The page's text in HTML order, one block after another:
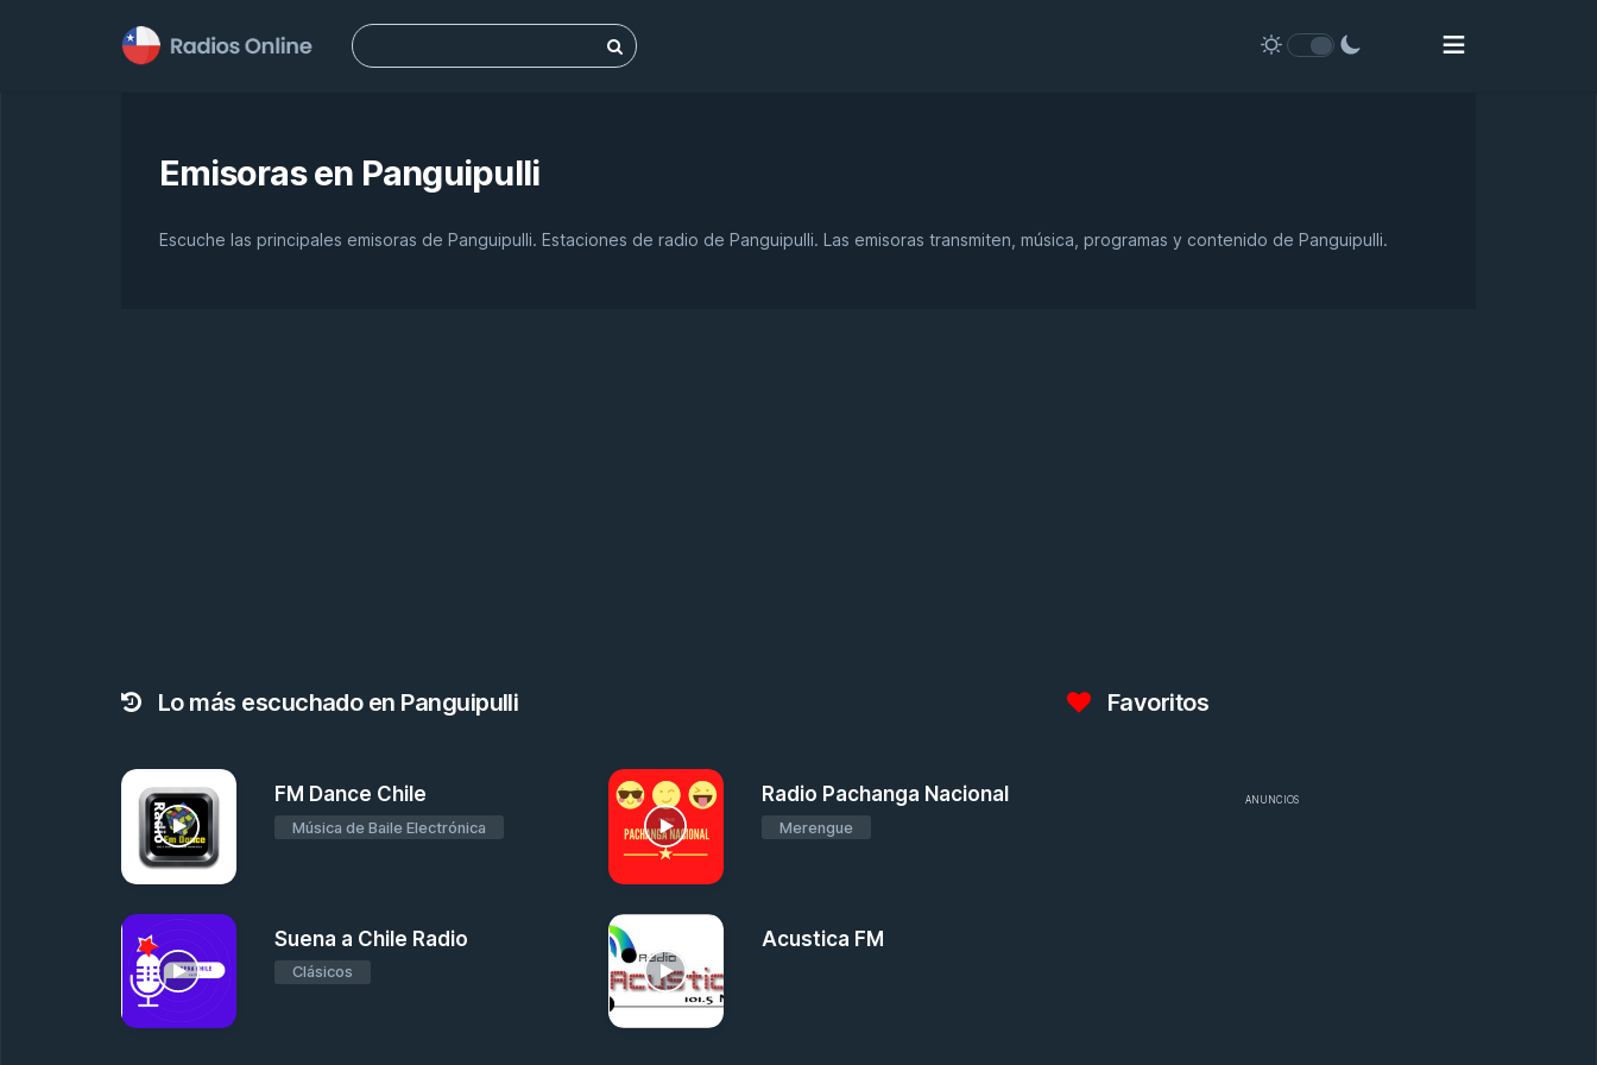
Buscar:
Emisoras en Panguipulli
Escuche las principales emisoras de Panguipulli. Estaciones de radio de Panguipulli. Las emisoras transmiten, música, programas y contenido de Panguipulli.
Lo más escuchado en Panguipulli
FM Dance Chile
Música de Baile Electrónica
Radio Pachanga Nacional
Merengue
Suena a Chile Radio
Clásicos
Acustica FM
Favoritos
ANUNCIOS